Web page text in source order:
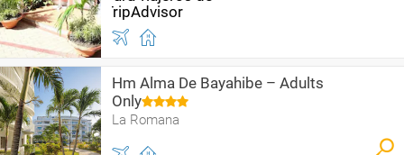
Hm Alma De Bayahibe – Adults
Only
La Romana